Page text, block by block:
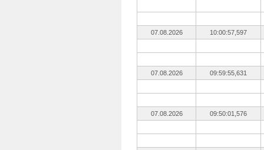
07.08.2026 10:00:57,597
07.08.2026 09:59:55,631
07.08.2026 09:50:01,576